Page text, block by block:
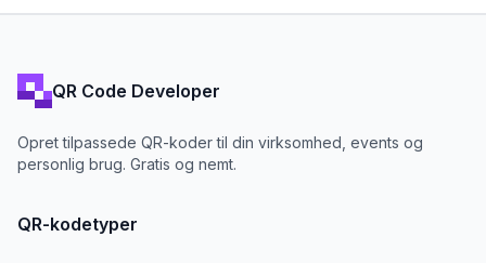
QR Code Developer
Opret tilpassede QR-koder til din virksomhed, events og
personlig brug. Gratis og nemt.
QR-kodetyper